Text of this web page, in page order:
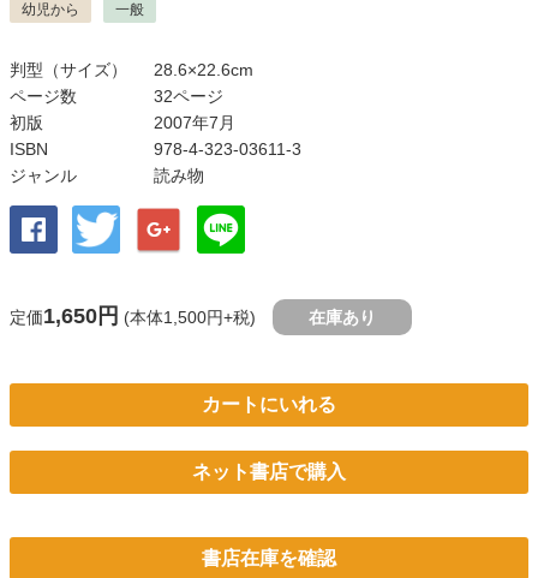
幼児から 一般
判型（サイズ）
28.6×22.6cm
ページ数
32ページ
初版
2007年7月
ISBN
978-4-323-03611-3
ジャンル
読み物
定価1,650円 (本体1,500円+税) 在庫あり
カートにいれる
ネット書店で購入
書店在庫を確認